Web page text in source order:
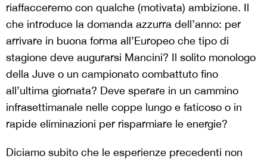
riaffacceremo con qualche (motivata) ambizione. Il
che introduce la domanda azzurra dell’anno: per
arrivare in buona forma all’Europeo che tipo di
stagione deve augurarsi Mancini? Il solito monologo
della Juve o un campionato combattuto fino
all’ultima giornata? Deve sperare in un cammino
infrasettimanale nelle coppe lungo e faticoso o in
rapide eliminazioni per risparmiare le energie?
Diciamo subito che le esperienze precedenti non